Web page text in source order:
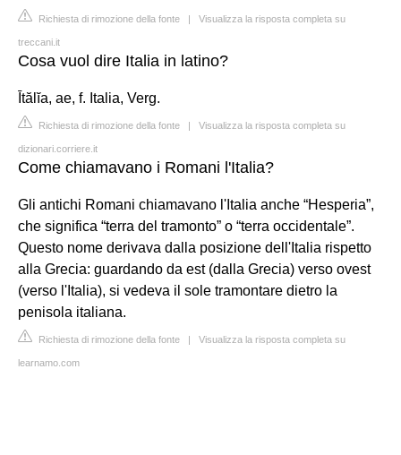
Richiesta di rimozione della fonte | Visualizza la risposta completa su
treccani.it
Cosa vuol dire Italia in latino?
Ītălĭa, ae, f. Italia, Verg.
Richiesta di rimozione della fonte | Visualizza la risposta completa su
dizionari.corriere.it
Come chiamavano i Romani l'Italia?
Gli antichi Romani chiamavano l'Italia anche “Hesperia”,
che significa “terra del tramonto” o “terra occidentale”.
Questo nome derivava dalla posizione dell'Italia rispetto
alla Grecia: guardando da est (dalla Grecia) verso ovest
(verso l'Italia), si vedeva il sole tramontare dietro la
penisola italiana.
Richiesta di rimozione della fonte | Visualizza la risposta completa su
learnamo.com